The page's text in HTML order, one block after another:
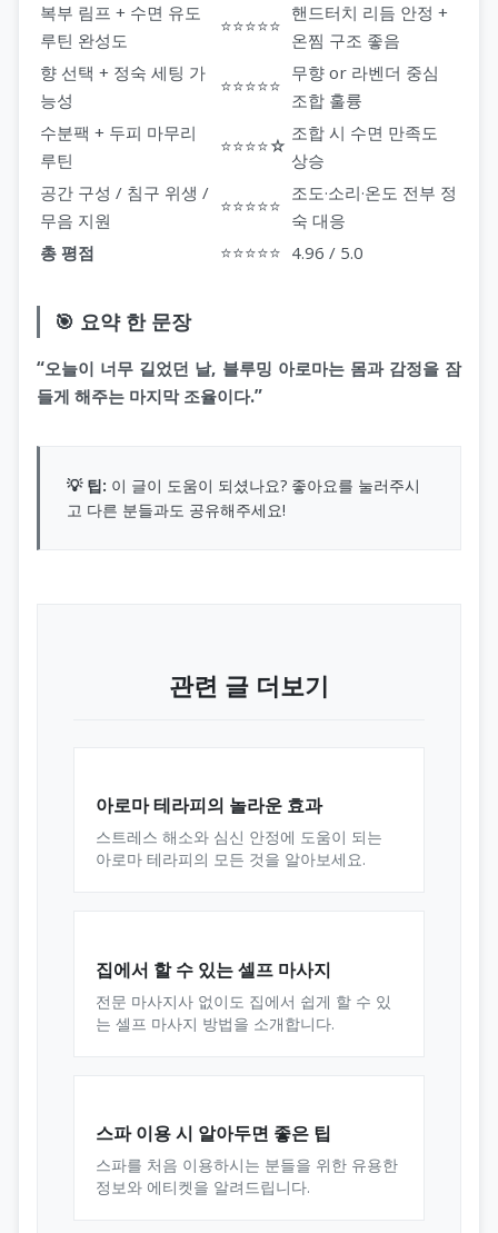
복부 림프 + 수면 유도
루틴 완성도
⭐⭐⭐⭐⭐
핸드터치 리듬 안정 +
온찜 구조 좋음
향 선택 + 정숙 세팅 가
능성
⭐⭐⭐⭐⭐
무향 or 라벤더 중심
조합 훌륭
수분팩 + 두피 마무리
루틴
⭐⭐⭐⭐☆
조합 시 수면 만족도
상승
공간 구성 / 침구 위생 /
무음 지원
⭐⭐⭐⭐⭐
조도·소리·온도 전부 정
숙 대응
총 평점
⭐⭐⭐⭐⭐ 4.96 / 5.0
🎯 요약 한 문장
“오늘이 너무 길었던 날, 블루밍 아로마는 몸과 감정을 잠
들게 해주는 마지막 조율이다.”
💡 팁: 이 글이 도움이 되셨나요? 좋아요를 눌러주시
고 다른 분들과도 공유해주세요!
관련 글 더보기
아로마 테라피의 놀라운 효과
스트레스 해소와 심신 안정에 도움이 되는
아로마 테라피의 모든 것을 알아보세요.
집에서 할 수 있는 셀프 마사지
전문 마사지사 없이도 집에서 쉽게 할 수 있
는 셀프 마사지 방법을 소개합니다.
스파 이용 시 알아두면 좋은 팁
스파를 처음 이용하시는 분들을 위한 유용한
정보와 에티켓을 알려드립니다.